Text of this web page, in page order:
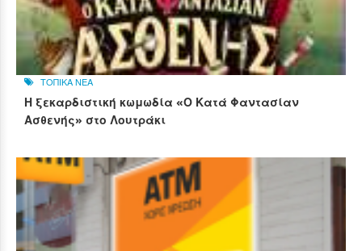
ΤΟΠΙΚΑ ΝΕΑ
Η ξεκαρδιστική κωμωδία «Ο Κατά Φαντασίαν
Ασθενής» στο Λουτράκι